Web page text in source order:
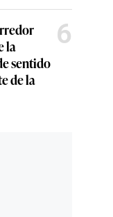
la
sentido
de la
6